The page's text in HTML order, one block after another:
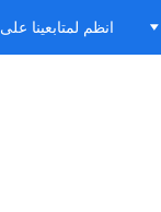
انظم لمتابعينا على